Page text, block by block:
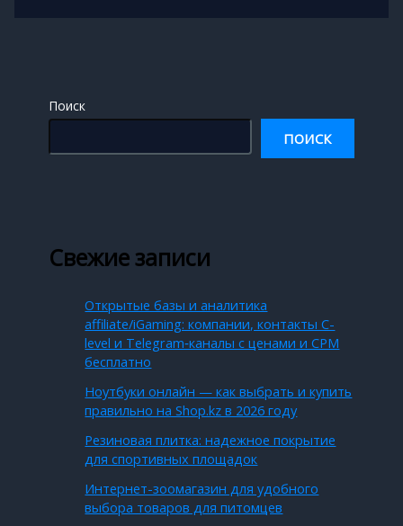
Поиск
ПОИСК
Свежие записи
Открытые базы и аналитика
affiliate/iGaming: компании, контакты C-
level и Telegram‑каналы с ценами и CPM
бесплатно
Ноутбуки онлайн — как выбрать и купить
правильно на Shop.kz в 2026 году
Резиновая плитка: надежное покрытие
для спортивных площадок
Интернет-зоомагазин для удобного
выбора товаров для питомцев